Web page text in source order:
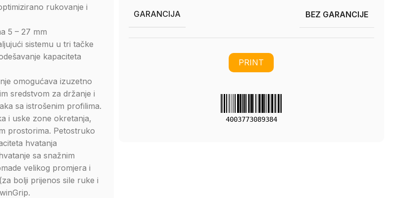
rukovanje i
5 – 27 mm
sistemu u tri tačke
kapaciteta
omogućava izuzetno
sredstvom za držanje i
sa istrošenim profilima.
i uske zone okretanja,
prostorima. Petostruko
hvatanja
sa snažnim
velikog promjera i
bolji prijenos sile ruke i
GARANCIJA BEZ GARANCIJE
PRINT
4003773089384